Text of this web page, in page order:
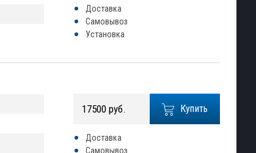
Доставка
Самовывоз
Установка
Купить
17500 руб.
Доставка
Самовывоз